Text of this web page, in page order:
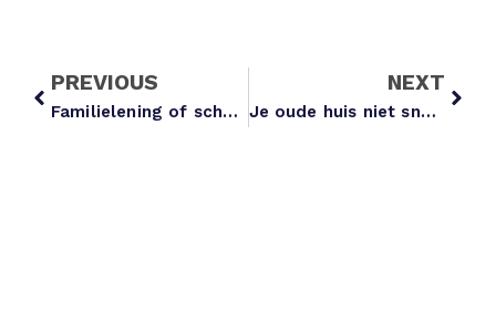
PREVIOUS
Familielening of schenken: zo help je je kind aan een eerste huis
NEXT
Je oude huis niet snel verkocht? Gebruik een overbruggingshypotheek